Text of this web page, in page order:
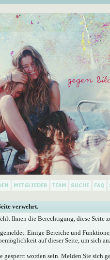
verwehrt.
Ihnen die Berechtigung, diese Seite
Einige Bereiche und
auf dieser Seite, um sich
gesperrt worden sein. Melden Sie sich